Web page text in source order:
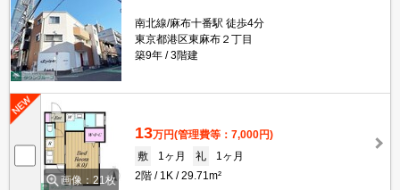
南北線/麻布十番駅 徒歩4分
東京都港区東麻布２丁目
築9年
3階建
画像：21枚
13万円(管理費等：7,000円)
敷
1ヶ月 礼
1ヶ月
2階
1K 29.71m²